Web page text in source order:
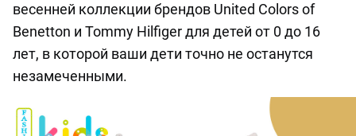
весенней коллекции брендов United Colors of
Benetton и Tommy Hilfiger для детей от 0 до 16
лет, в которой ваши дети точно не останутся
незамеченными.